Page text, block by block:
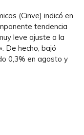
(Cinve) indicó en
tendencia
leve ajuste a la
De hecho, bajó
0,3% en agosto y